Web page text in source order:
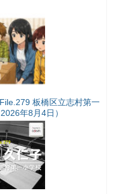
板橋区立志村第一
年8月4日）